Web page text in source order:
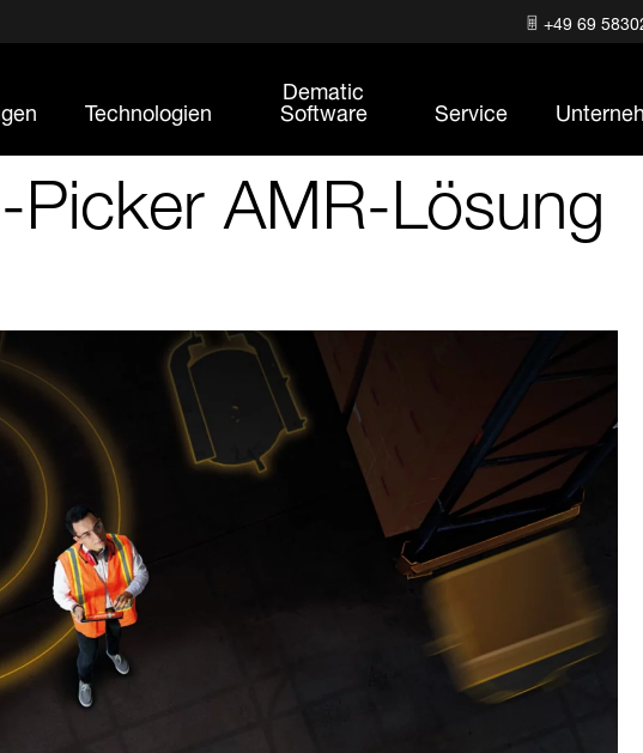
+49 69
Technologien
Dematic
Software Service
AMR-Lösung